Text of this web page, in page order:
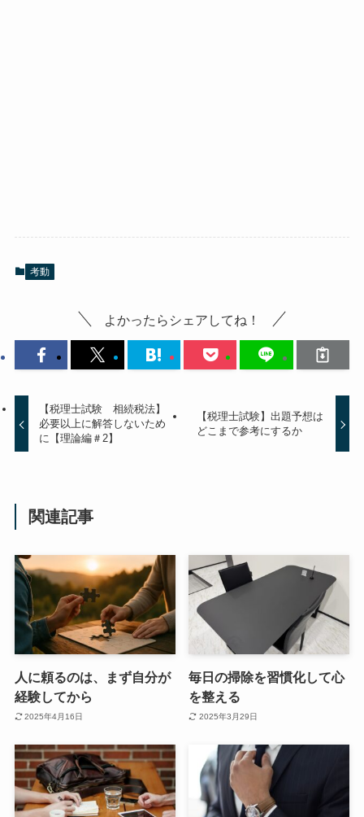
考動
よかったらシェアしてね！
【税理士試験 相続税法】
必要以上に解答しないため
に【理論編＃2】
【税理士試験】出題予想は
どこまで参考にするか
関連記事
人に頼るのは、まず自分が
経験してから
2025年4月16日
毎日の掃除を習慣化して心
を整える
2025年3月29日